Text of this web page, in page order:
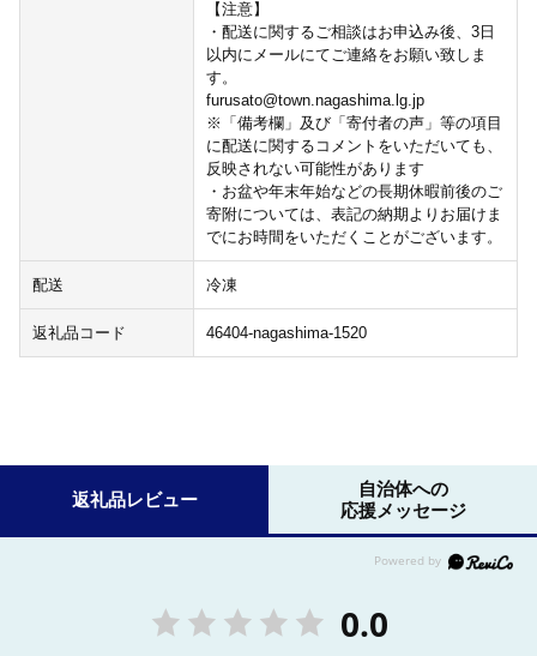
【注意】
・配送に関するご相談はお申込み後、3日
以内にメールにてご連絡をお願い致しま
す。
furusato@town.nagashima.lg.jp
※「備考欄」及び「寄付者の声」等の項目
に配送に関するコメントをいただいても、
反映されない可能性があります
・お盆や年末年始などの長期休暇前後のご
寄附については、表記の納期よりお届けま
でにお時間をいただくことがございます。
配送 冷凍
返礼品コード 46404-nagashima-1520
返礼品レビュー
自治体への
応援メッセージ
0.0